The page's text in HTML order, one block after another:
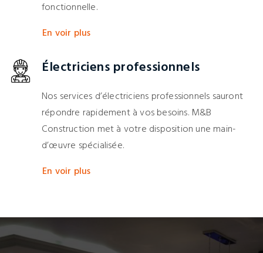
fonctionnelle.
En voir plus
Électriciens professionnels
Nos services d’électriciens professionnels sauront
répondre rapidement à vos besoins. M&B
Construction met à votre disposition une main-
d’œuvre spécialisée.
En voir plus